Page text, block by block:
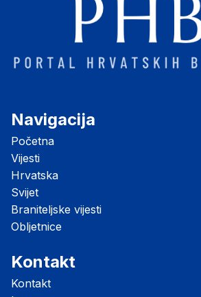
Navigacija
Početna
Vijesti
Hrvatska
Svijet
Braniteljske vijesti
Obljetnice
Kontakt
Kontakt